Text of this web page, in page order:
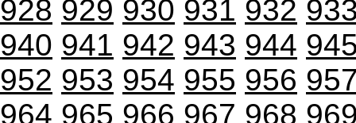
928 929 930 931 932
940 941 942 943 944
952 953 954 955 956
964 965 966 967 968